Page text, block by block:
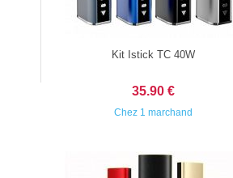
Kit Istick TC 40W
35.90 €
Chez 1 marchand